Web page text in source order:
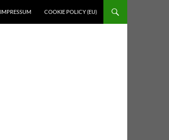
IMPRESSUM COOKIE POLICY (EU)